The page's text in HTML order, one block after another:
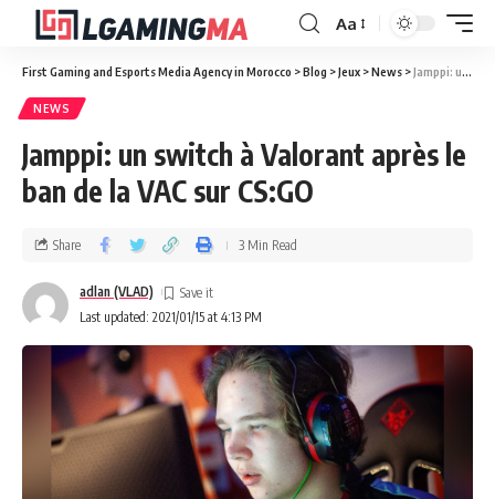
Aa
First Gaming and Esports Media Agency in Morocco >Blog >Jeux >News >Jamppi: un switch à Valorant après le ban de la VAC sur CS:GO
NEWS
Jamppi: un switch à Valorant après le
ban de la VAC sur CS:GO
Last updated: 2021/01/15 at 4:13 PM
adlan (VLAD)
Share 3 Min Read